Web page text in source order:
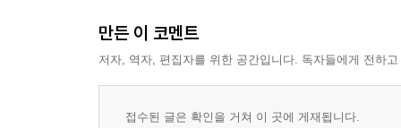
만든 이 코멘트
저자, 역자, 편집자를 위한 공간입니다. 독자들에게 전하
접수된 글은 확인을 거쳐 이 곳에 게재됩니다.